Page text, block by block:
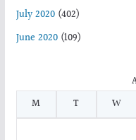
July 2020(402)
June 2020(109)
M
T W